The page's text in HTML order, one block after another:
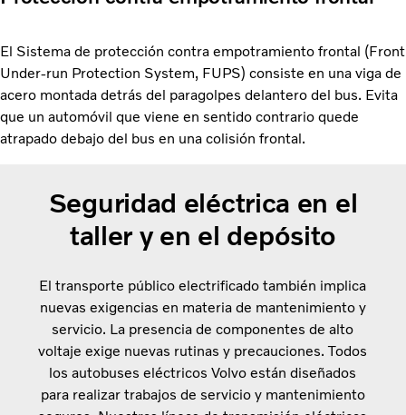
El Sistema de protección contra empotramiento frontal (Front
Under-run Protection System, FUPS) consiste en una viga de
acero montada detrás del paragolpes delantero del bus. Evita
que un automóvil que viene en sentido contrario quede
atrapado debajo del bus en una colisión frontal.
Seguridad eléctrica en el
taller y en el depósito
El transporte público electrificado también implica
nuevas exigencias en materia de mantenimiento y
servicio. La presencia de componentes de alto
voltaje exige nuevas rutinas y precauciones. Todos
los autobuses eléctricos Volvo están diseñados
para realizar trabajos de servicio y mantenimiento